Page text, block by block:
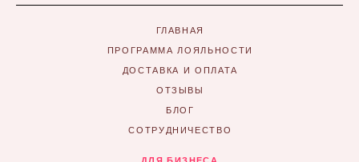
ГЛАВНАЯ
ПРОГРАММА ЛОЯЛЬНОСТИ
ДОСТАВКА И ОПЛАТА
ОТЗЫВЫ
БЛОГ
СОТРУДНИЧЕСТВО